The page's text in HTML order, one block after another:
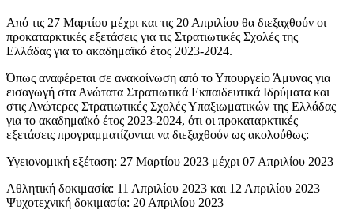
Από τις 27 Μαρτίου μέχρι και τις 20 Απριλίου θα διεξαχθούν οι
προκαταρκτικές εξετάσεις για τις Στρατιωτικές Σχολές της
Ελλάδας για το ακαδημαϊκό έτος 2023-2024.
Όπως αναφέρεται σε ανακοίνωση από το Υπουργείο Άμυνας για
εισαγωγή στα Ανώτατα Στρατιωτικά Εκπαιδευτικά Ιδρύματα και
στις Ανώτερες Στρατιωτικές Σχολές Υπαξιωματικών της Ελλάδας
για το ακαδημαϊκό έτος 2023-2024, ότι οι προκαταρκτικές
εξετάσεις προγραμματίζονται να διεξαχθούν ως ακολούθως:
Υγειονομική εξέταση: 27 Μαρτίου 2023 μέχρι 07 Απριλίου 2023
Αθλητική δοκιμασία: 11 Απριλίου 2023 και 12 Απριλίου 2023
Ψυχοτεχνική δοκιμασία: 20 Απριλίου 2023